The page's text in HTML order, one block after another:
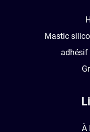
Mastic
adhésif
À